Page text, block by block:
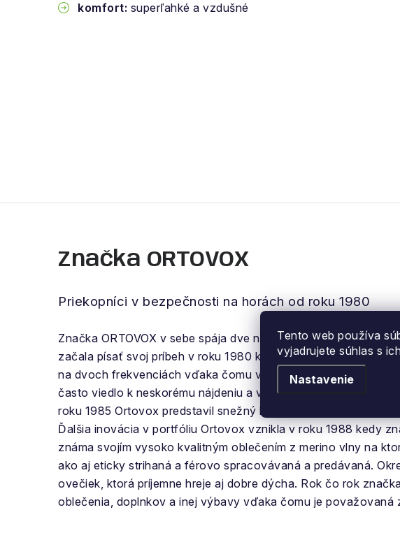
Tento web používa
vyjadrujete súhlas s
Nastavenie
komfort: superľahké a vzdušné
Značka ORTOVOX
Priekopníci v bezpečnosti na horách od roku 1980
Značka ORTOVOX v sebe spája dve nemecké slová:
začala písať svoj príbeh v roku 1980 kedy Gerald Kampel a
na dvoch frekvenciách vďaka čomu vedel efektívnejšie
často viedlo k neskorému nájdeniu a vyhrabaniu obete spod
roku 1985 Ortovox predstavil snežný batoh a lavínovú lopatu
Ďalšia inovácia v portfóliu Ortovox vznikla v roku 1988 kedy
známa svojím vysoko kvalitným oblečením z merino vlny na
ako aj eticky strihaná a férovo spracovávaná a predávaná.
ovečiek, ktorá príjemne hreje aj dobre dýcha. Rok čo rok
oblečenia, doplnkov a inej výbavy vďaka čomu je